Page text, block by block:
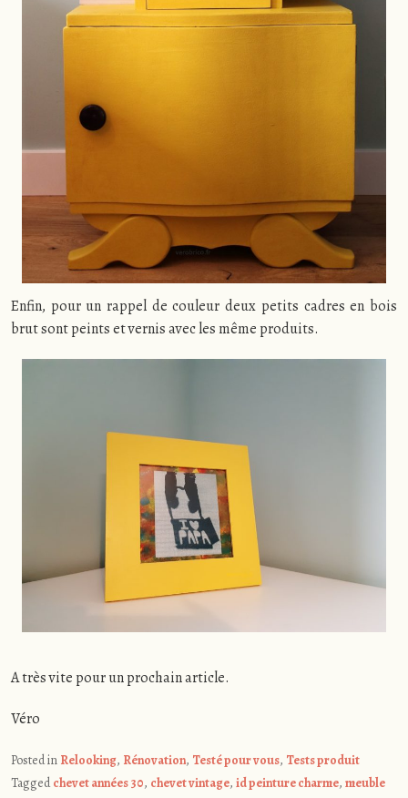
Enfin, pour un rappel de couleur deux petits cadres en bois
brut sont peints et vernis avec les même produits.
A très vite pour un prochain article.
Véro
Posted in Relooking, Rénovation, Testé pour vous, Tests produit
Taggedchevet années 30, chevet vintage, id peinture charme, meuble